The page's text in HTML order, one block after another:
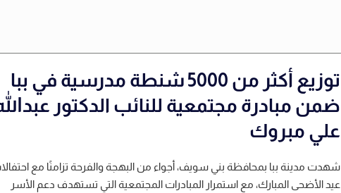
توزيع أكثر من 5000 شنطة مدرسية في ببا
ضمن مبادرة مجتمعية للنائب الدكتور
علي مبروك
شهدت مدينة ببا بمحافظة بني سويف، أجواء من البهجة والفرحة تزامنًا مع
عيد الأضحى المبارك، مع استمرار المبادرات المجتمعية التي تستهدف دعم الأسر